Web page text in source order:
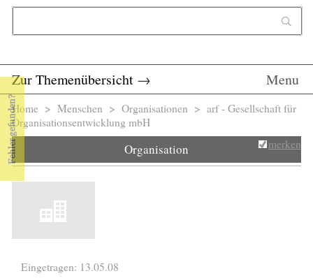
Zur Themenübersicht → Menu
Sie sind hier
Home > Menschen > Organisationen > arf - Gesellschaft für
Organisationsentwicklung mbH
Organisation merken
Eingetragen: 13.05.08